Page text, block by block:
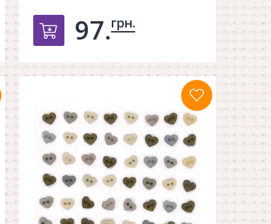
Добавить в корзину
97.грн.